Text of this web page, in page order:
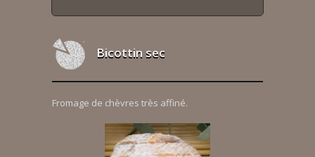
Bicottin sec
Fromage de chèvres très affiné.